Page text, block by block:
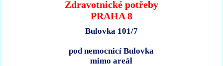
Zdravotnické potřeby
PRAHA 8
Bulovka 101/7
pod nemocnicí Bulovka
mimo areál